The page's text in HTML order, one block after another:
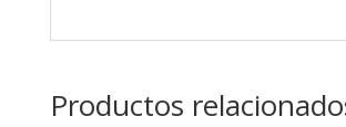
Productos